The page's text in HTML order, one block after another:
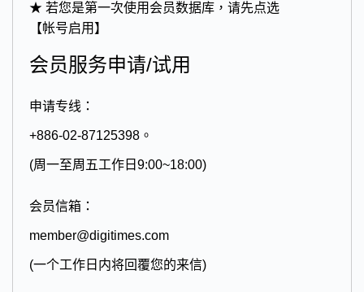
★ 若您是第一次使用会员数据库，请先点选
【帐号启用】
会员服务申请/试用
申请专线：
+886-02-87125398。
(周一至周五工作日9:00~18:00)
会员信箱：
member@digitimes.com
(一个工作日内将回覆您的来信)